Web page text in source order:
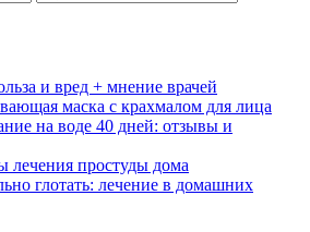
и вред + мнение врачей
маска с крахмалом для лица
на воде 40 дней: отзывы и
лечения простуды дома
глотать: лечение в домашних